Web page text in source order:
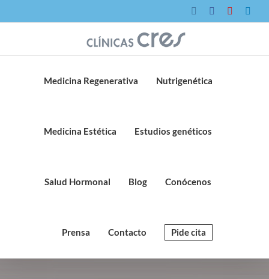
al
InstagramFacebookYouTube
Medicina Regenerativa Nutrigenética
Medicina Estética Estudios genéticos
Salud Hormonal Blog Conócenos
Prensa Contacto Pide cita